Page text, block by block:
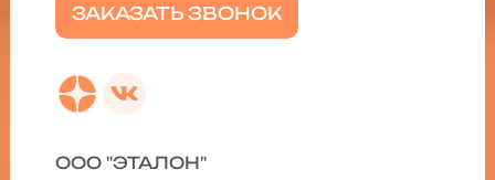
ЗАКАЗАТЬ ЗВОНОК
ООО "ЭТАЛОН"